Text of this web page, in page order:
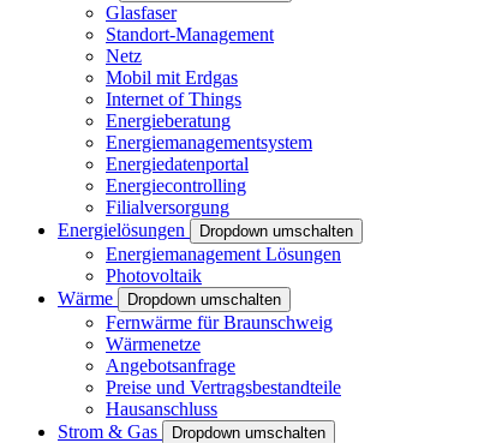
Glasfaser
Standort-Management
Netz
Mobil mit Erdgas
Internet of Things
Energieberatung
Energiemanagementsystem
Energiedatenportal
Energiecontrolling
Filialversorgung
Energielösungen
Dropdown umschalten
Energiemanagement Lösungen
Photovoltaik
Wärme
Dropdown umschalten
Fernwärme für Braunschweig
Wärmenetze
Angebotsanfrage
Preise und Vertragsbestandteile
Hausanschluss
Strom & Gas
Dropdown umschalten